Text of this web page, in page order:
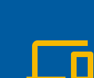
devices